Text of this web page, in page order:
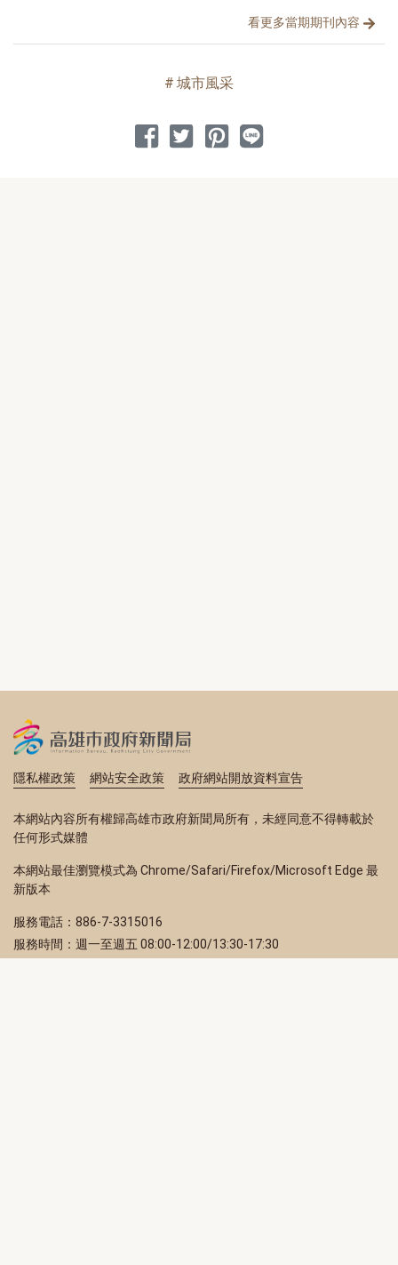
看更多當期期刊內容
城市風采
分享到 Facebook
分享到 Twitter
分享到 Pinterest
分享到 Line
隱私權政策 網站安全政策 政府網站開放資料宣告
本網站內容所有權歸高雄市政府新聞局所有，未經同意不得轉載於
任何形式媒體
本網站最佳瀏覽模式為 Chrome/Safari/Firefox/Microsoft Edge 最
新版本
服務電話：886-7-3315016
服務時間：週一至週五 08:00-12:00/13:30-17:30